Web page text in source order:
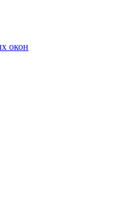
окон